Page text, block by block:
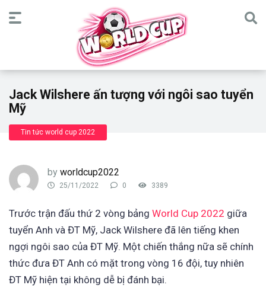
Jack Wilshere ấn tượng với ngôi sao tuyển
Mỹ
Tin tức world cup 2022
by worldcup2022
25/11/2022 0 3389
Trước trận đấu thứ 2 vòng bảng World Cup 2022 giữa
tuyển Anh và ĐT Mỹ, Jack Wilshere đã lên tiếng khen
ngợi ngôi sao của ĐT Mỹ. Một chiến thắng nữa sẽ chính
thức đưa ĐT Anh có mặt trong vòng 16 đội, tuy nhiên
ĐT Mỹ hiện tại không dễ bị đánh bại.